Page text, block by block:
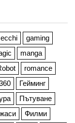
ecchi
gaming
manga
romance
Гейминг
Пътуване
Филми